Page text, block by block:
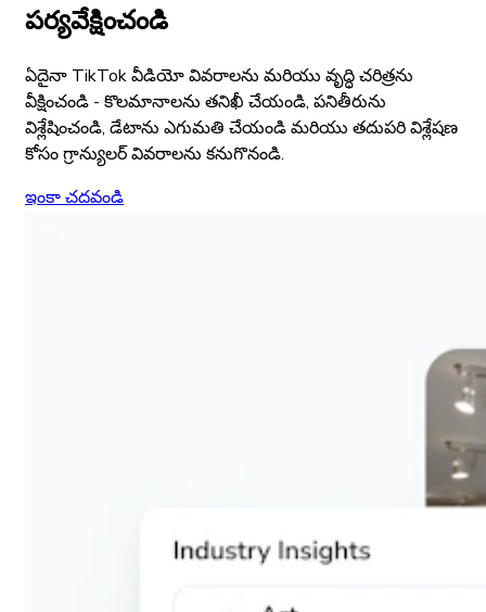
పర్యవేక్షించండి
ఏదైనా TikTok వీడియో వివరాలను మరియు వృద్ధి చరిత్రను
వీక్షించండి - కొలమానాలను తనిఖీ చేయండి, పనితీరును
విశ్లేషించండి, డేటాను ఎగుమతి చేయండి మరియు తదుపరి విశ్లేషణ
కోసం గ్రాన్యులర్ వివరాలను కనుగొనండి.
ఇంకా చదవండి